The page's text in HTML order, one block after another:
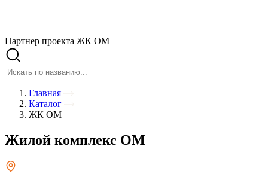
Партнер проекта ЖК ОМ
Главная
Каталог
ЖК ОМ
Жилой комплекс ОМ